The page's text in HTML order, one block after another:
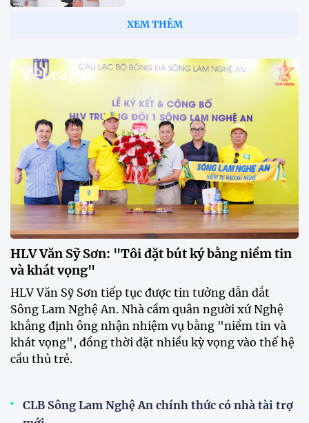
ASEAN Cup 2026
Dàn sao U23 Việt Nam hội quân
trong mưa, sẵn sàng cho chiến
dịch ASIAD 2026
11:28 29/07/2026
Dàn sao U23 Việt Nam hội quân,
sẵn sàng chinh phục ASIAD
2026
Đội tuyển Việt Nam được tiếp
thêm sức mạnh trước trận gặp